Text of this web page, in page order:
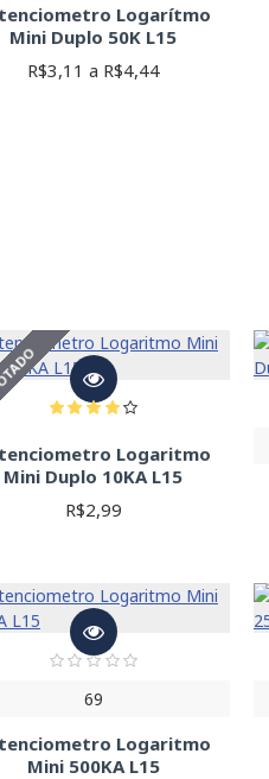
Logarítmo
Mini Duplo 50K L15
R$3,11 a R$4,44
Logaritmo
Mini Duplo 10KA L15
R$2,99
69
Logaritmo
Mini 500KA L15